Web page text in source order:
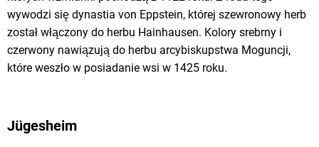
wywodzi się dynastia von Eppstein, której szewronowy herb
został włączony do herbu Hainhausen. Kolory srebrny i
czerwony nawiązują do herbu arcybiskupstwa Moguncji,
które weszło w posiadanie wsi w 1425 roku.
Jügesheim